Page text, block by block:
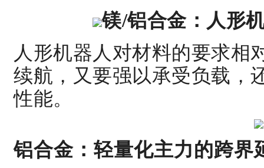
镁/铝合金： 人形
人形机器人对材料的要求相
续航，又要强以承受负载，
性能。
铝合金：轻量化主力的跨界